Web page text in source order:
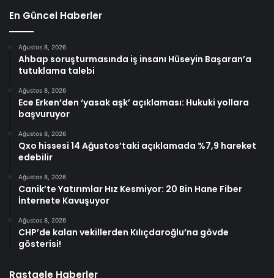
En Güncel Haberler
Ağustos 8, 2026
Ahbap soruşturmasında iş insanı Hüseyin Başaran’a
tutuklama talebi
Ağustos 8, 2026
Ece Erken’den ‘yasak aşk’ açıklaması: Hukuki yollara
başvuruyor
Ağustos 8, 2026
Qxo hissesi 14 Ağustos’taki açıklamada %7,9 hareket
edebilir
Ağustos 8, 2026
Canik’te Yatırımlar Hız Kesmiyor: 20 Bin Hane Fiber
İnternete Kavuşuyor
Ağustos 8, 2026
CHP’de kalan vekillerden Kılıçdaroğlu’na gövde
gösterisi!
Rastgele Haberler